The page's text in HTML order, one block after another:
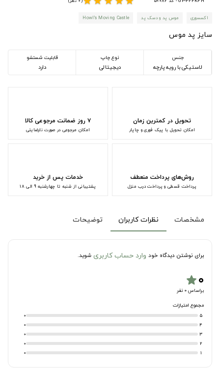
اکسسوری موس پد و دسک پد Howl's Moving Castle
سایز پد موس
جنس
لاستیکی با رویه پارچه
نوع چاپ
دیجیتالی
قابلیت شستشو
دارد
تحویل در کمترین زمان
امکان تحویل با پیک فوری و چاپار
۷ روز ضمانت مرجوعی کالا
امکان مرجوعی در صورت نارضایتی
روش‌های پرداخت منعطف
پرداخت قسطی و پرداخت درب منزل
خدمات پس از خرید
پشتیبانی از شنبه تا چهارشنبه 9 الی 18
مشخصات نظرات کاربران توضیحات
برای نوشتن دیدگاه خود وارد حساب کاربری شوید.
۰star
براساس 0 نفر
مجموع امتیازات
5
0
4
0
3
0
2
0
1
0